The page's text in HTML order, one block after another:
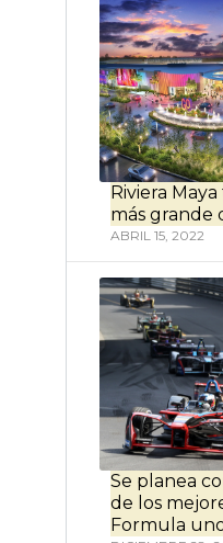
Riviera
más grande
ABRIL 15, 2022
Se planea
de los
Formula